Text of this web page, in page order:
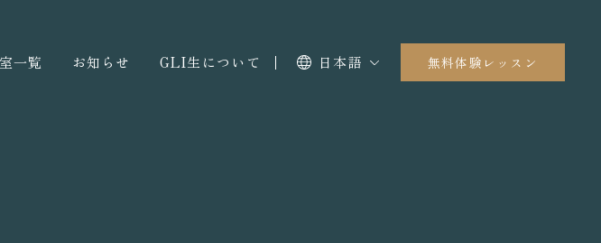
一覧 お知らせ GLI生について 日本語 無料体験レッスン